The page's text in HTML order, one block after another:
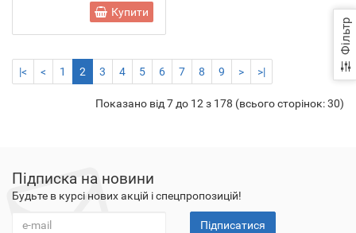
Фільтр
Купити
|< < 1 2 3 4 5 6 7 8 9 > >|
Показано від 7 до 12 з 178 (всього сторінок: 30)
Підписка на новини
Будьте в курсі нових акцій і спецпропозицій!
Підписатися